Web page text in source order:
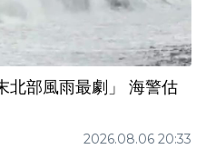
北部風雨最劇」 海警估
2026.08.06 20:33